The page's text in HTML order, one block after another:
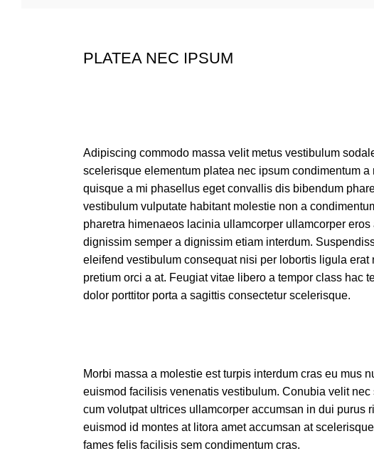
PLATEA NEC IPSUM
Adipiscing commodo massa velit metus vestibulum
scelerisque elementum platea nec ipsum condimentum
quisque a mi phasellus eget convallis dis bibendum
vestibulum vulputate habitant molestie non a
pharetra himenaeos lacinia ullamcorper ullamcorper
dignissim semper a dignissim etiam interdum.
eleifend vestibulum consequat nisi per lobortis ligula erat
pretium orci a at. Feugiat vitae libero a tempor class hac
dolor porttitor porta a sagittis consectetur scelerisque.
Morbi massa a molestie est turpis interdum cras eu mus
euismod facilisis venenatis vestibulum. Conubia velit
cum volutpat ultrices ullamcorper accumsan in dui purus
euismod id montes at litora amet accumsan at
fames felis facilisis sem condimentum cras.